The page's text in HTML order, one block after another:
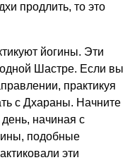
продлить, то это
йогины. Эти
Шастре. Если вы
практикуя
с Дхараны. Начните
начиная с
подобные
эти